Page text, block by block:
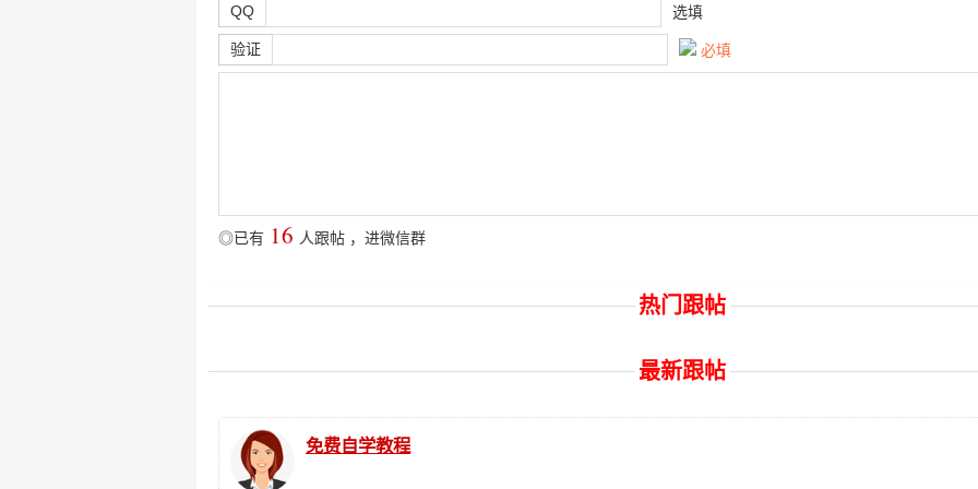
QQ 选填
验证 必填
◎已有 16 人跟帖 ， 进微信群
热门跟帖
最新跟帖
免费自学教程